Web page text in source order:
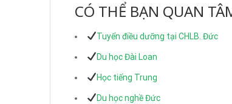
CÓ THỂ BẠN QUAN
Tuyển điều dưỡng tại CHLB. Đức
Du học Đài Loan
Học tiếng Trung
Du học nghề Đức